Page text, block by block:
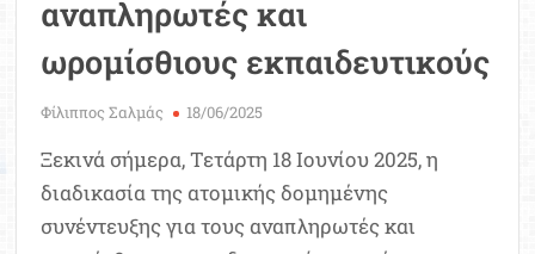
αναπληρωτές και
ωρομίσθιους εκπαιδευτικούς
Φίλιππος Σαλμάς 18/06/2025
Ξεκινά σήμερα, Τετάρτη 18 Ιουνίου 2025, η
διαδικασία της ατομικής δομημένης
συνέντευξης για τους αναπληρωτές και